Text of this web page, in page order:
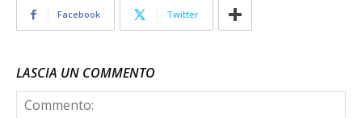
Facebook Twitter
LASCIA UN COMMENTO